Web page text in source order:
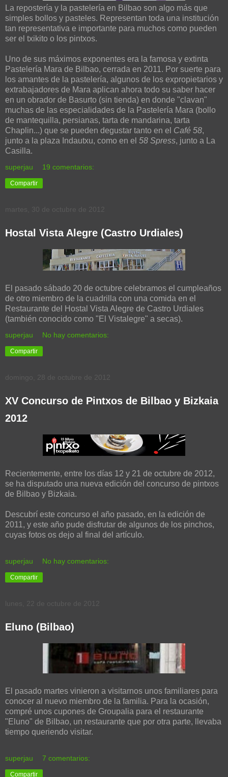
La repostería y la pastelería en Bilbao son algo más que
simples bollos y pasteles. Representan toda una institución
tan representativa e importante para muchos como pueden
ser el txikito o los pintxos.
Uno de sus máximos exponentes era la famosa y extinta
Pastelería Mara de Bilbao, cerrada en 2011. Por suerte para
los amantes de la pastelería, algunos de los expropietarios y
extrabajadores de Mara aplican ahora todo su saber hacer
en un obrador de Basurto (sin tienda) en donde "clavan"
muchas de las especialidades de la Pastelería Mara (bollo
de mantequilla, persianas, tarta de mandarina, tarta
Chaplin...) que se pueden degustar tanto en el Café 58,
junto a la plaza Indautxu, como en el 58 Spress, junto a La
Casilla.
superjau 19 comentarios:
Compartir
martes, 30 de octubre de 2012
Hostal Vista Alegre (Castro Urdiales)
El pasado sábado 20 de octubre celebramos el cumpleaños
de otro miembro de la cuadrilla con una comida en el
Restaurante del Hostal Vista Alegre de Castro Urdiales
(también conocido como "El Vistalegre" a secas).
superjau No hay comentarios:
Compartir
domingo, 28 de octubre de 2012
XV Concurso de Pintxos de Bilbao y Bizkaia
2012
Recientemente, entre los días 12 y 21 de octubre de 2012,
se ha disputado una nueva edición del concurso de pintxos
de Bilbao y Bizkaia.
Descubrí este concurso el año pasado, en la edición de
2011, y este año pude disfrutar de algunos de los pinchos,
cuyas fotos os dejo al final del artículo.
superjau No hay comentarios:
Compartir
lunes, 22 de octubre de 2012
Eluno (Bilbao)
El pasado martes vinieron a visitarnos unos familiares para
conocer al nuevo miembro de la familia. Para la ocasión,
compré unos cupones de Groupalia para el restaurante
"Eluno" de Bilbao, un restaurante que por otra parte, llevaba
tiempo queriendo visitar.
superjau 7 comentarios:
Compartir